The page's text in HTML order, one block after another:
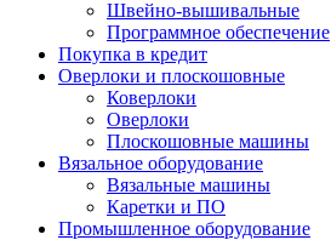
Швейно-вышивальные
Программное обеспечение
Покупка в кредит
Оверлоки и плоскошовные
Коверлоки
Оверлоки
Плоскошовные машины
Вязальное оборудование
Вязальные машины
Каретки и ПО
Промышленное оборудование